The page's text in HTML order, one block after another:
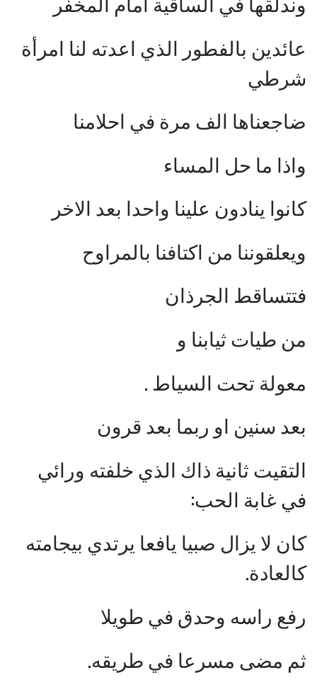
عائدين بالفطور الذي اعدته لنا امرأة
شرطي
ضاجعناها الف مرة في احلامنا
واذا ما حل المساء
كانوا ينادون علينا واحدا بعد الاخر
ويعلقوننا من اكتافنا بالمراوح
فتتساقط الجرذان
من طيات ثيابنا و
معولة تحت السياط .
بعد سنين او ربما بعد قرون
التقيت ثانية ذاك الذي خلفته ورائي
في غابة الحب:
كان لا يزال صبيا يافعا يرتدي بيجامته
كالعادة.
رفع راسه وحدق في طويلا
ثم مضى مسرعا في طريقه.